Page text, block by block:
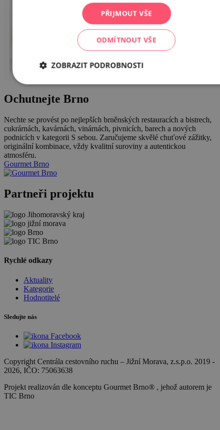
Ochutnejte Brno
Nechte se provést po nejlepších brněnských restauracích a bistrech,
cukrárnách, kavárnách, vinárnách, pivnicích, barech a nových
podnicích v kategorii S sebou. Zaručujeme skvělé chuťové zážitky,
originální kombinace, vždy kvalitní suroviny a autentickou
atmosféru.
Gourmet Brno
Partneři projektu
Rychlé odkazy
Aktuality
Kategorie
Hodnotitelé
Sledujte nás
Copyright Centrála cestovního ruchu – Jižní Morava, z.s.p.o. 2019 -
2026, IČO: 75063638
Projekt realizován dle konceptu Gourmet Brno® , jehož autorem je
TIC Brno
PŘIJMOUT VŠE
ODMÍTNOUT VŠE
ZOBRAZIT PODROBNOSTI